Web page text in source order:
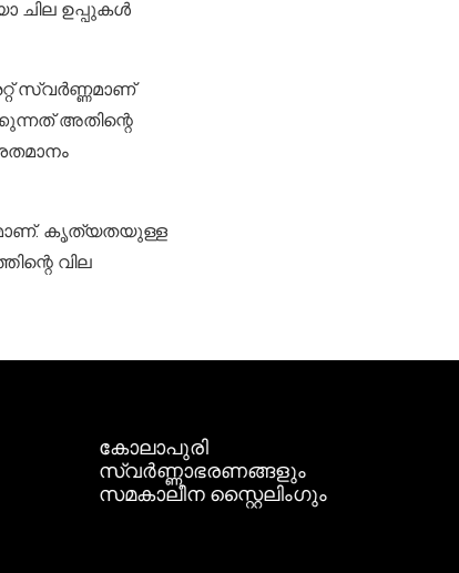
ചില ഉപ്പുകൾ
സ്വർണ്ണമാണ്
അതിന്റെ
കൃത്യതയുള്ള
വില
കോലാപുരി
സ്വർണ്ണാഭരണങ്ങളും
സമകാലീന സ്റ്റൈലിംഗും